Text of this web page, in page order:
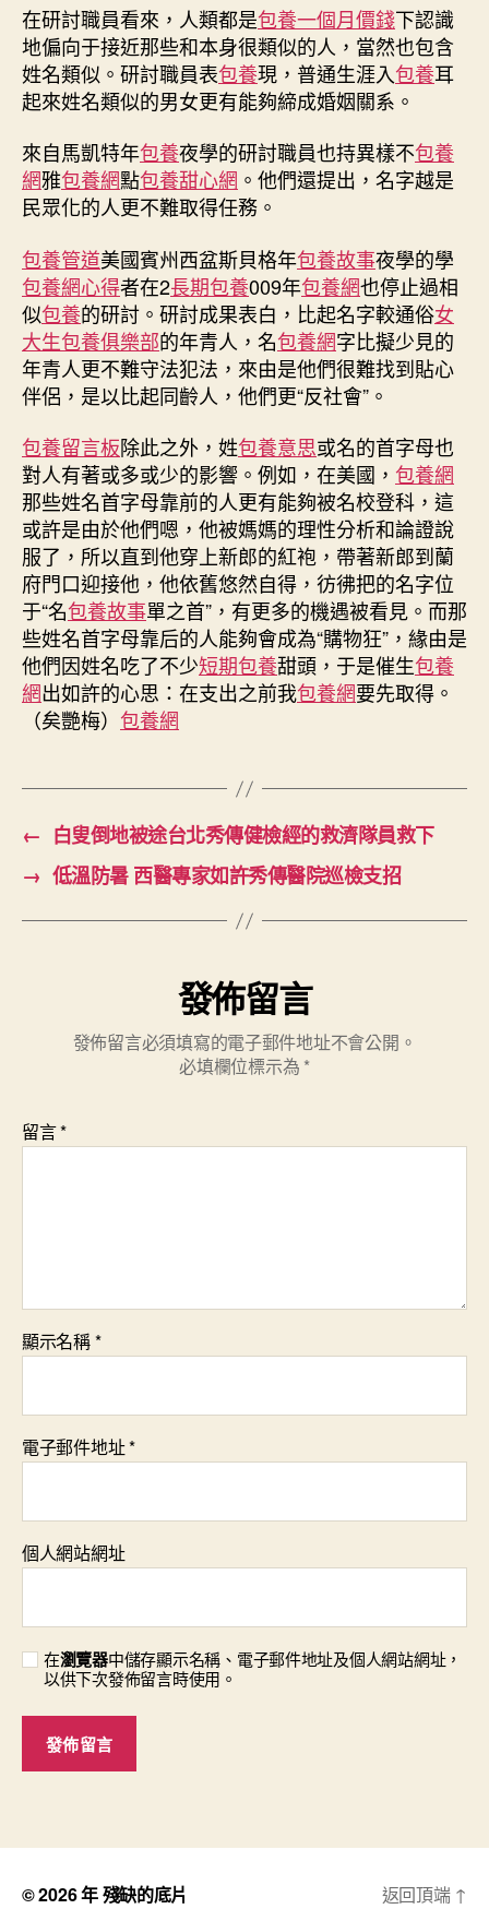
在研討職員看來，人類都是包養一個月價錢下認識
地偏向于接近那些和本身很類似的人，當然也包含
姓名類似。研討職員表包養現，普通生涯入包養耳
起來姓名類似的男女更有能夠締成婚姻關系。
來自馬凱特年包養夜學的研討職員也持異樣不包養
網雅包養網點包養甜心網 。他們還提出，名字越是
民眾化的人更不難取得任務。
包養管道美國賓州西盆斯貝格年包養故事夜學的學
包養網心得者在2長期包養009年包養網也停止過相
似包養的研討。研討成果表白，比起名字較通俗女
大生包養俱樂部的年青人，名包養網字比擬少見的
年青人更不難守法犯法，來由是他們很難找到貼心
伴侶，是以比起同齡人，他們更“反社會”。
包養留言板除此之外，姓包養意思或名的首字母也
對人有著或多或少的影響。例如，在美國， 包養網
那些姓名首字母靠前的人更有能夠被名校登科，這
或許是由於他們嗯，他被媽媽的理性分析和論證說
服了，所以直到他穿上新郎的紅袍，帶著新郎到蘭
府門口迎接他，他依舊悠然自得，彷彿把的名字位
于“名包養故事單之首”，有更多的機遇被看見。而那
些姓名首字母靠后的人能夠會成為“購物狂”，緣由是
他們因姓名吃了不少短期包養甜頭，于是催生包養
網出如許的心思：在支出之前我包養網要先取得。
（矣艷梅） 包養網
← 白叟倒地被途台北秀傳健檢經的救濟隊員救下
→ 低溫防暑 西醫專家如許秀傳醫院巡檢支招
發佈留言
發佈留言必須填寫的電子郵件地址不會公開。
必填欄位標示為 *
留言*
顯示名稱*
電子郵件地址*
個人網站網址
在瀏覽器中儲存顯示名稱、電子郵件地址及個人網站網址，
以供下次發佈留言時使用。
© 2026 年殘缺的底片 返回頂端 ↑